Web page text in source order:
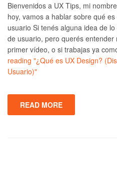
Bienvenidos a UX Tips, mi
hoy, vamos a hablar sobre qué
usuario Si tenés alguna idea de
de usuario, pero querés
primer vídeo, o si trabajas ya
reading "¿Qué es UX Design?
Usuario)"
READ MORE